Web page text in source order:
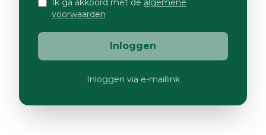
Ik ga akkoord met de algemene
voorwaarden
Inloggen
Inloggen via e-maillink